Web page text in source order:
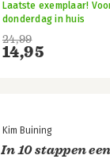
24,99
14,95
Laatste exemplaar!
donderdag in huis
Kim Buining
In 10 stappen